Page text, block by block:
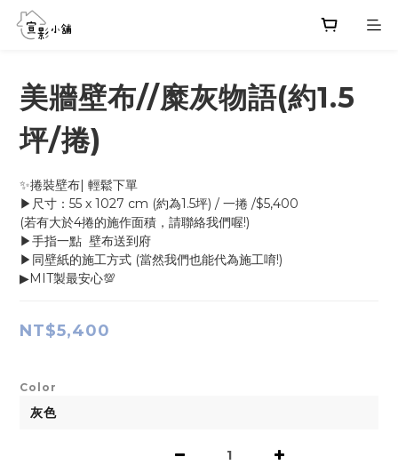
美牆壁布//糜灰物語(約1.5
坪/捲)
✨捲裝壁布| 輕鬆下單
▶尺寸：55 x 1027 cm (約為1.5坪) / 一捲 /$5,400
(若有大於4捲的施作面積，請聯絡我們喔!)
▶手指一點  壁布送到府
▶同壁紙的施工方式 (當然我們也能代為施工唷!)
▶MIT製最安心💯
NT$5,400
Color